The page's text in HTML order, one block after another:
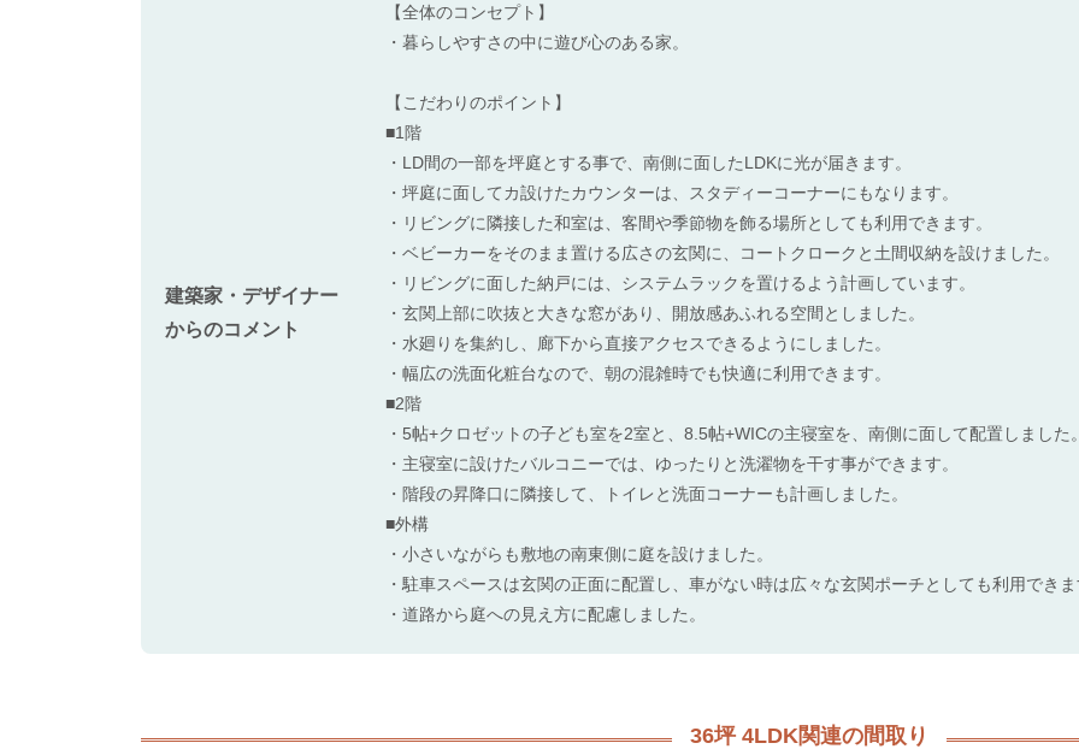
建築家・デザイナー
からのコメント
【全体のコンセプト】
・暮らしやすさの中に遊び心のある家。
【こだわりのポイント】
■1階
・LD間の一部を坪庭とする事で、南側に面したLDKに光が届きます。
・坪庭に面してカ設けたカウンターは、スタディーコーナーにもなります。
・リビングに隣接した和室は、客間や季節物を飾る場所としても利用できます。
・ベビーカーをそのまま置ける広さの玄関に、コートクロークと土間収納を設けました。
・リビングに面した納戸には、システムラックを置けるよう計画しています。
・玄関上部に吹抜と大きな窓があり、開放感あふれる空間としました。
・水廻りを集約し、廊下から直接アクセスできるようにしました。
・幅広の洗面化粧台なので、朝の混雑時でも快適に利用できます。
■2階
・5帖+クロゼットの子ども室を2室と、8.5帖+WICの主寝室を、南側に面して配置しました
・主寝室に設けたバルコニーでは、ゆったりと洗濯物を干す事ができます。
・階段の昇降口に隣接して、トイレと洗面コーナーも計画しました。
■外構
・小さいながらも敷地の南東側に庭を設けました。
・駐車スペースは玄関の正面に配置し、車がない時は広々な玄関ポーチとしても利用でき
・道路から庭への見え方に配慮しました。
36坪 4LDK関連の間取り